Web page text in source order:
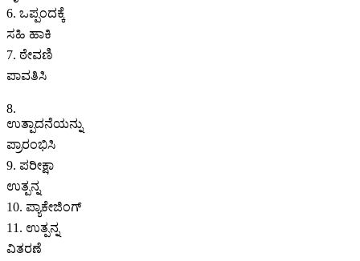
6. ಒಪ್ಪಂದಕ್ಕೆ
ಸಹಿ ಹಾಕಿ
7. ಠೇವಣಿ
ಪಾವತಿಸಿ
8.
ಉತ್ಪಾದನೆಯನ್ನು
ಪ್ರಾರಂಭಿಸಿ
9. ಪರೀಕ್ಷಾ
ಉತ್ಪನ್ನ
10. ಪ್ಯಾಕೇಜಿಂಗ್
11. ಉತ್ಪನ್ನ
ವಿತರಣೆ